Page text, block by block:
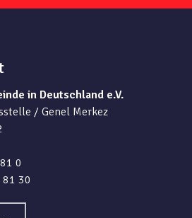
in Deutschland e.V.
/ Genel Merkez
0
81 30